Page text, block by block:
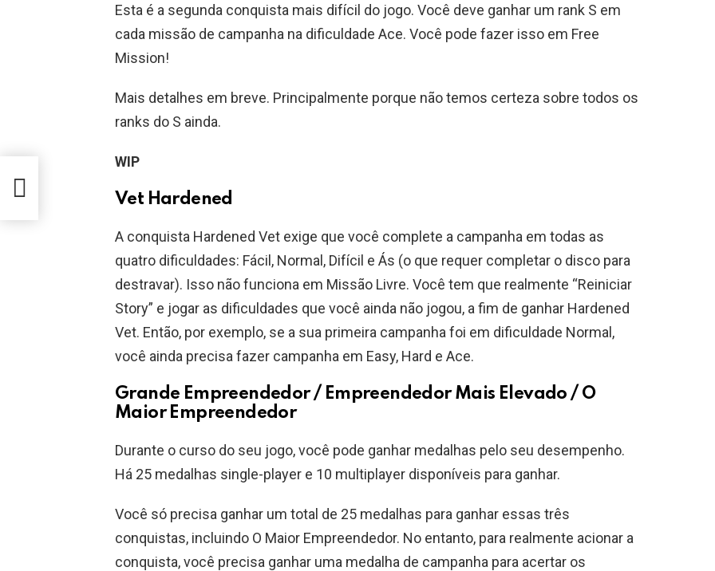
Esta é a segunda conquista mais difícil do jogo. Você deve ganhar um rank S em
cada missão de campanha na dificuldade Ace. Você pode fazer isso em Free
Mission!
Mais detalhes em breve. Principalmente porque não temos certeza sobre todos os
ranks do S ainda.
WIP
Vet Hardened
A conquista Hardened Vet exige que você complete a campanha em todas as
quatro dificuldades: Fácil, Normal, Difícil e Ás (o que requer completar o disco para
destravar). Isso não funciona em Missão Livre. Você tem que realmente “Reiniciar
Story” e jogar as dificuldades que você ainda não jogou, a fim de ganhar Hardened
Vet. Então, por exemplo, se a sua primeira campanha foi em dificuldade Normal,
você ainda precisa fazer campanha em Easy, Hard e Ace.
Grande Empreendedor / Empreendedor Mais Elevado / O
Maior Empreendedor
Durante o curso do seu jogo, você pode ganhar medalhas pelo seu desempenho.
Há 25 medalhas single-player e 10 multiplayer disponíveis para ganhar.
Você só precisa ganhar um total de 25 medalhas para ganhar essas três
conquistas, incluindo O Maior Empreendedor. No entanto, para realmente acionar a
conquista, você precisa ganhar uma medalha de campanha para acertar os